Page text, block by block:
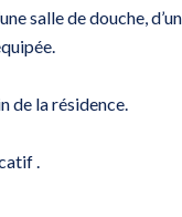
salle de douche,
de la résidence.
.